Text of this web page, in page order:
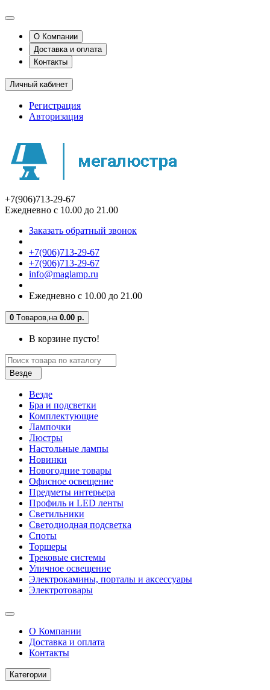
О Компании
Доставка и оплата
Контакты
Личный кабинет
Регистрация
Авторизация
+7(906)713-29-67
Ежедневно с 10.00 до 21.00
Заказать обратный звонок
+7(906)713-29-67
+7(906)713-29-67
info@maglamp.ru
Ежедневно с 10.00 до 21.00
0 Tоваров,на 0.00 р.
В корзине пусто!
Везде
Везде
Бра и подсветки
Комплектующие
Лампочки
Люстры
Настольные лампы
Новинки
Новогодние товары
Офисное освещение
Предметы интерьера
Профиль и LED ленты
Светильники
Светодиодная подсветка
Споты
Торшеры
Трековые системы
Уличное освещение
Электрокамины, порталы и аксессуары
Электротовары
О Компании
Доставка и оплата
Контакты
Категории